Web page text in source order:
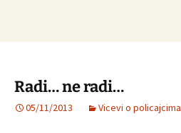
Radi… ne radi…
05/11/2013 Vicevi o policajcima